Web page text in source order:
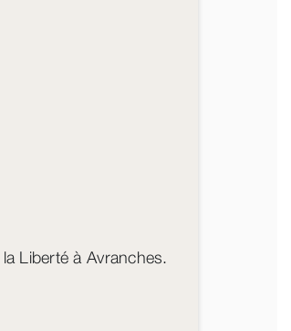
Liberté à Avranches.